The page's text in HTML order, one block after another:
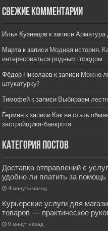
Свежие комментарии
Илья Кузнецов к записиАрматура
Мартак записи Модная история.
интересоваться родным городом
Фёдор Николаев к записи Можно
штукатурку?
Тимофей к записи Выбираем
Герман к записи Как не стать
застройщика-банкрота
Категория постов
Доставка отправлений с
удобно ли платить за помощь
4 минуты назад
Курьерские услуги для
товаров — практическое
9 минут назад